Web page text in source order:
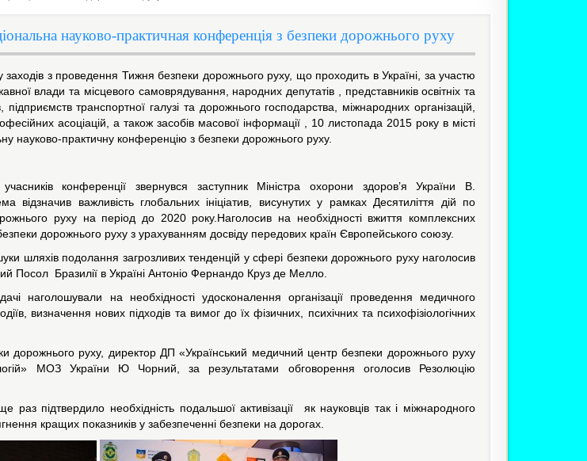
науково-практичная конференція з безпеки дорожнього руху
з проведення Тижня безпеки дорожнього руху, що проходить в Україні, за участю
влади та місцевого самоврядування, народних депутатів , представників освітніх та
підприємств транспортної галузі та дорожнього господарства, міжнародних організацій,
асоціацій, а також засобів масової інформації , 10 листопада 2015 року в місті
науково-практичну конференцію з безпеки дорожнього руху.
конференції звернувся заступник Міністра охорони здоров’я України В.
відзначив важливість глобальних ініціатив, висунутих у рамках Десятиліття дій по
руху на період до 2020 року.Наголосив на необхідності вжиття комплексних
дорожнього руху з урахуванням досвіду передових країн Європейського союзу.
шляхів подолання загрозливих тенденцій у сфері безпеки дорожнього руху наголосив
Посол Бразилії в Україні Антоніо Фернандо Круз де Мелло.
наголошували на необхідності удосконалення організації проведення медичного
визначення нових підходів та вимог до їх фізичних, психічних та психофізіологічних
дорожнього руху, директор ДП «Український медичний центр безпеки дорожнього руху
МОЗ України Ю Чорний, за результатами обговорення оголосив Резолюцію
раз підтвердило необхідність подальшої активізації як науковців так і міжнародного
кращих показників у забезпеченні безпеки на дорогах.